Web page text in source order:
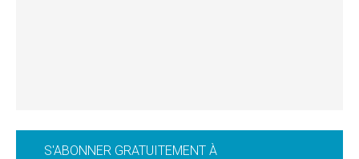
S'ABONNER GRATUITEMENT À